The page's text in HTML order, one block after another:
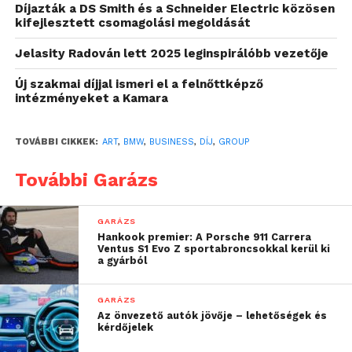
Art is Business Díjat azért, hogy kiderüljön, mely
kiválóan és működtetik a művészeti és üzleti világ
ötödik díjátadójára december 13-án került sor a
Nemzeti Táncszínházban. A vállalati kategória
tavalyi első helyezettje a BMW Group Magyarország
volt – most a vállalatcsoport képviselője adta át a
díjat a kategória idei legjobb csapatának, a Káli Art
Inn-nek.
Díjazták a DS Smith és a Schneider Electric közösen
kifejlesztett csomagolási megoldását
Jelasity Radován lett 2025 leginspirálóbb vezetője
Új szakmai díjjal ismeri el a felnőttképző
intézményeket a Kamara
TOVÁBBI CIKKEK: ART, BMW, BUSINESS, DÍJ, GROUP
További Garázs
GARÁZS
Hankook premier: A Porsche 911 Carrera
Ventus S1 Evo Z sportabroncsokkal kerül ki
a gyárból
GARÁZS
Az önvezető autók jövője – lehetőségek és
kérdőjelek